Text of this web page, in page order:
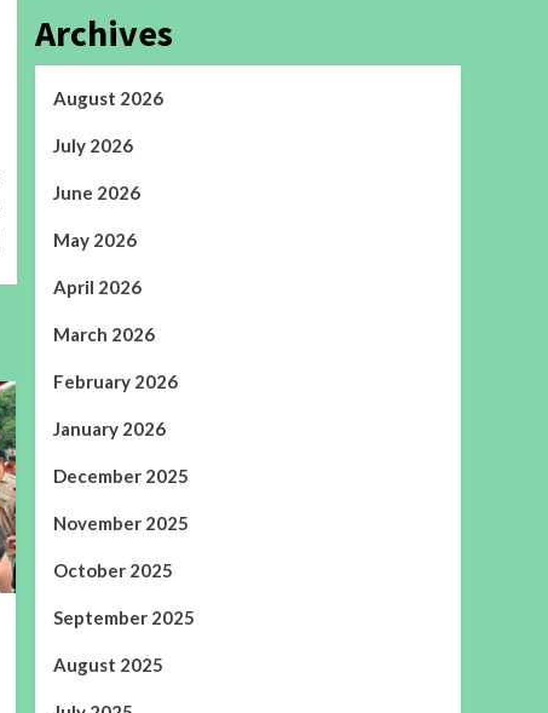
Archives
August 2026
July 2026
June 2026
May 2026
April 2026
March 2026
February 2026
January 2026
December 2025
November 2025
October 2025
September 2025
August 2025